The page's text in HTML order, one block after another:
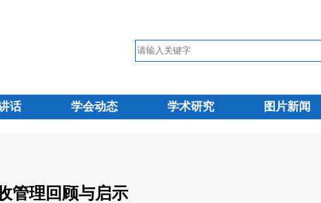
话 学会动态 学术研究 图片新闻
管理回顾与启示